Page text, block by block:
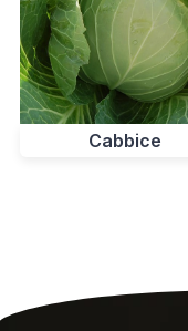
Cabbice